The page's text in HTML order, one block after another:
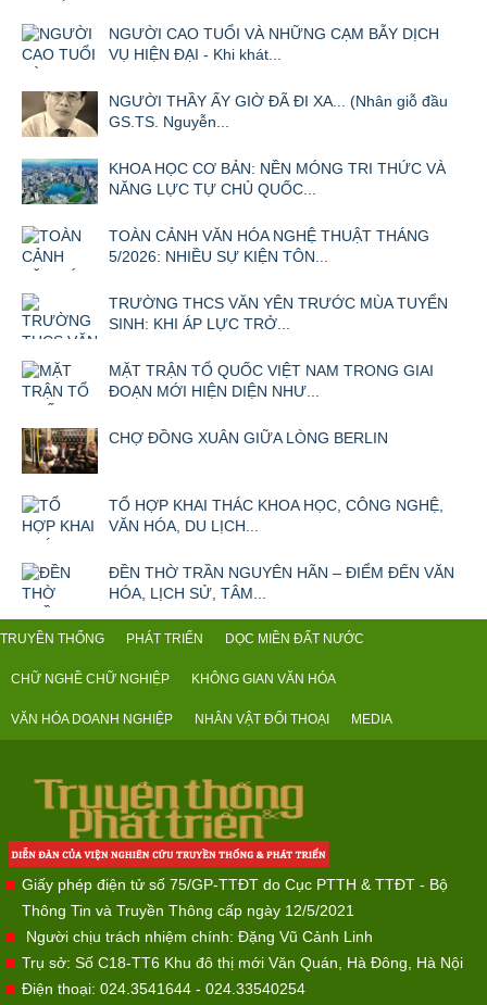
NGƯỜI CAO TUỔI VÀ NHỮNG CẠM BẪY DỊCH
VỤ HIỆN ĐẠI - Khi khát...
NGƯỜI THẦY ẤY GIỜ ĐÃ ĐI XA... (Nhân giỗ đầu
GS.TS. Nguyễn...
KHOA HỌC CƠ BẢN: NỀN MÓNG TRI THỨC VÀ
NĂNG LỰC TỰ CHỦ QUỐC...
TOÀN CẢNH VĂN HÓA NGHỆ THUẬT THÁNG
5/2026: NHIỀU SỰ KIỆN TÔN...
TRƯỜNG THCS VĂN YÊN TRƯỚC MÙA TUYỂN
SINH: KHI ÁP LỰC TRỞ...
MẶT TRẬN TỔ QUỐC VIỆT NAM TRONG GIAI
ĐOẠN MỚI HIỆN DIỆN NHƯ...
CHỢ ĐỒNG XUÂN GIỮA LÒNG BERLIN
TỔ HỢP KHAI THÁC KHOA HỌC, CÔNG NGHỆ,
VĂN HÓA, DU LỊCH...
ĐỀN THỜ TRẦN NGUYÊN HÃN – ĐIỂM ĐẾN VĂN
HÓA, LỊCH SỬ, TÂM...
TRUYỀN THỐNG PHÁT TRIỂN DỌC MIỀN ĐẤT NƯỚC
CHỮ NGHỀ CHỮ NGHIỆP KHÔNG GIAN VĂN HÓA
VĂN HÓA DOANH NGHIỆP NHÂN VẬT ĐỐI THOẠI MEDIA
Giấy phép điện tử số 75/GP-TTĐT do Cục PTTH & TTĐT - Bộ
Thông Tin và Truyền Thông cấp ngày 12/5/2021
Người chịu trách nhiệm chính: Đặng Vũ Cảnh Linh
Trụ sở: Số C18-TT6 Khu đô thị mới Văn Quán, Hà Đông, Hà Nội
Điện thoại: 024.3541644 - 024.33540254